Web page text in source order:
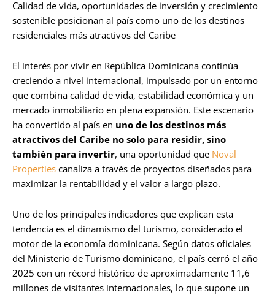
Calidad de vida, oportunidades de inversión y crecimiento
sostenible posicionan al país como uno de los destinos
residenciales más atractivos del Caribe
El interés por vivir en República Dominicana continúa
creciendo a nivel internacional, impulsado por un entorno
que combina calidad de vida, estabilidad económica y un
mercado inmobiliario en plena expansión. Este escenario
ha convertido al país en uno de los destinos más
atractivos del Caribe no solo para residir, sino
también para invertir, una oportunidad que Noval
Properties canaliza a través de proyectos diseñados para
maximizar la rentabilidad y el valor a largo plazo.
Uno de los principales indicadores que explican esta
tendencia es el dinamismo del turismo, considerado el
motor de la economía dominicana. Según datos oficiales
del Ministerio de Turismo dominicano, el país cerró el año
2025 con un récord histórico de aproximadamente 11,6
millones de visitantes internacionales, lo que supone un